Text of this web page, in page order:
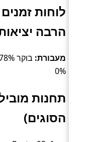
לוחות
הרבה
מעבורת:
0%
תחנות
הסוגים)